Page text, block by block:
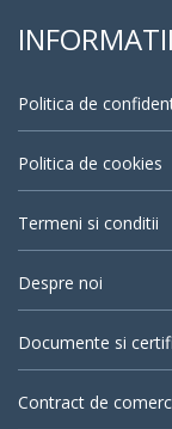
Politica de
Politica de cookies
Termeni si conditii
Despre noi
Documente si
Contract de